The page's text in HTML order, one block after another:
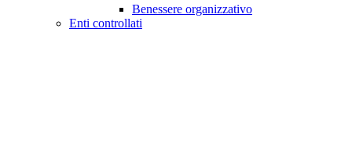
Benessere organizzativo
Enti controllati